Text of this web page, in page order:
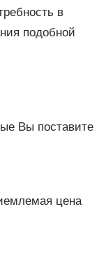
в
подобной
Вы поставите
цена